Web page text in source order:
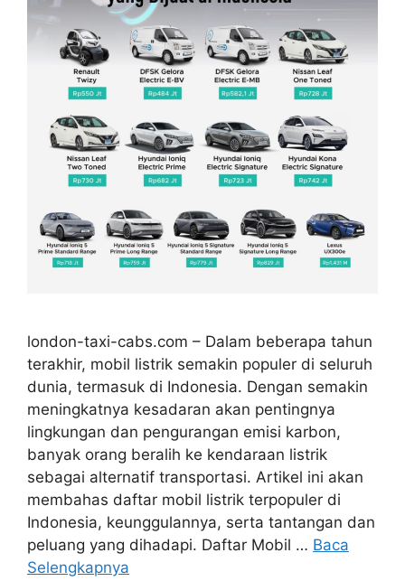
london-taxi-cabs.com – Dalam beberapa tahun
terakhir, mobil listrik semakin populer di seluruh
dunia, termasuk di Indonesia. Dengan semakin
meningkatnya kesadaran akan pentingnya
lingkungan dan pengurangan emisi karbon,
banyak orang beralih ke kendaraan listrik
sebagai alternatif transportasi. Artikel ini akan
membahas daftar mobil listrik terpopuler di
Indonesia, keunggulannya, serta tantangan dan
peluang yang dihadapi. Daftar Mobil … Baca
Selengkapnya